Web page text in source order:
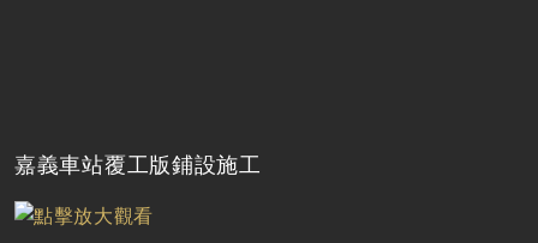
嘉義車站覆工版鋪設施工